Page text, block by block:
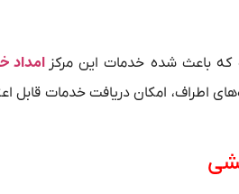
امداد
اطراف، امکان دریافت خدمات قابل